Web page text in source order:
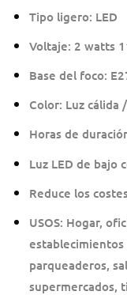
Tipo ligero: LED
Voltaje: 2 watts
Base del foco:
Color: Luz cálida
Horas de
Luz LED de bajo
Reduce los
USOS: Hogar,
establecimientos
parqueaderos,
supermercados,